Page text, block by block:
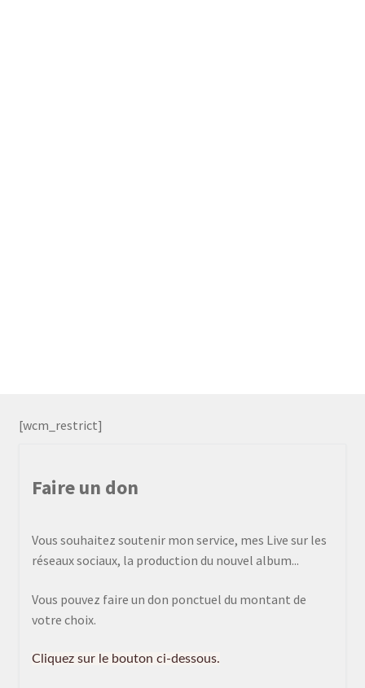
[wcm_restrict]
Faire un don
Vous souhaitez soutenir mon service, mes Live sur les
réseaux sociaux, la production du nouvel album...
Vous pouvez faire un don ponctuel du montant de
votre choix.
Cliquez sur le bouton ci-dessous.